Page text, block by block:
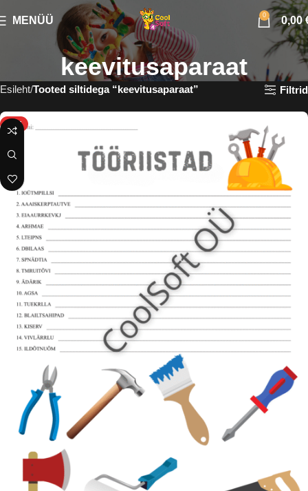
MENÜÜ 0 0,00
keevitusaparaat
Esileht Tooted siltidega “keevitusaparaat” Filtrid
HOT